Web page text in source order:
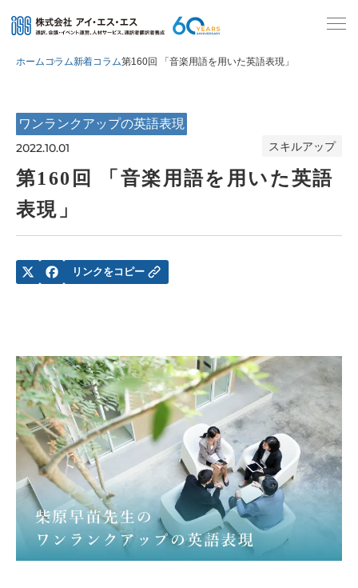
ホームコラム新着コラム第160回 「音楽用語を用いた英語表現」
ワンランクアップの英語表現
2022.10.01 スキルアップ
第160回 「音楽用語を用いた英語
表現」
リンクをコピー